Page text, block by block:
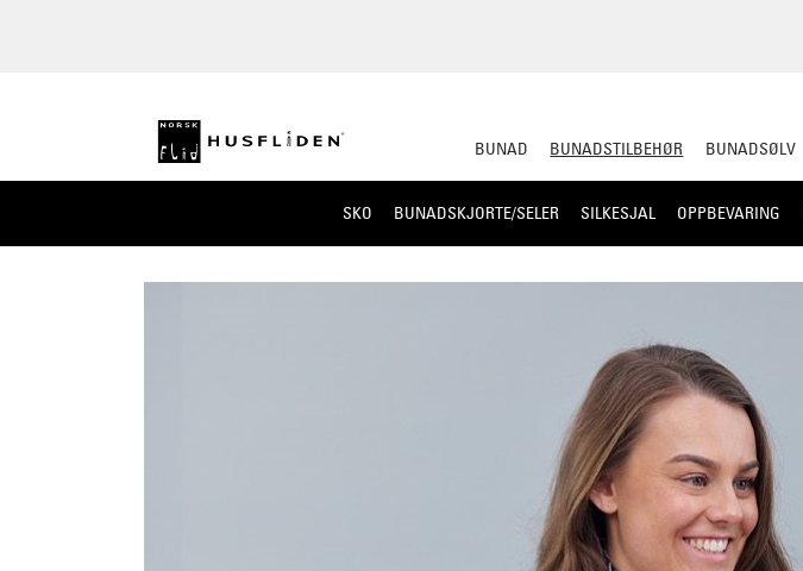
BUNAD BUNADSTILBEHØR
SKO BUNADSKJORTE/SELER SILKESJAL OPPBEVARING
BUNADSØLV